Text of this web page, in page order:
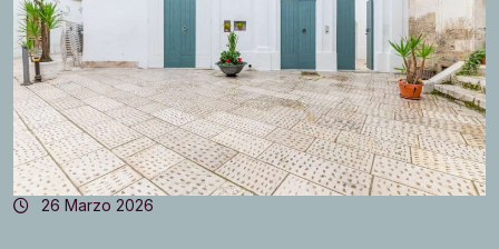
26 Marzo 2026